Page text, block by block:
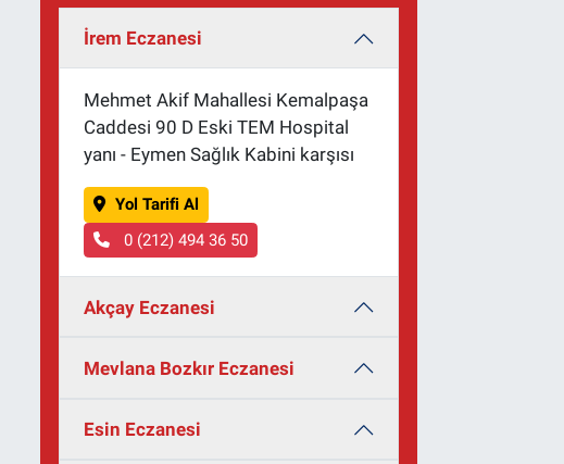
İrem Eczanesi
Mehmet Akif Mahallesi Kemalpaşa
Caddesi 90 D Eski TEM Hospital
yanı - Eymen Sağlık Kabini karşısı
Yol Tarifi Al
0 (212) 494 36 50
Akçay Eczanesi
Mevlana Bozkır Eczanesi
Esin Eczanesi